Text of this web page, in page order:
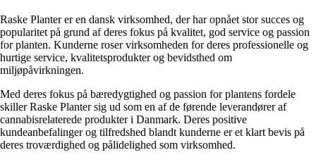
Raske Planter er en dansk virksomhed, der har opnået stor succes og
popularitet på grund af deres fokus på kvalitet, god service og passion
for planten. Kunderne roser virksomheden for deres professionelle og
hurtige service, kvalitetsprodukter og bevidsthed om
miljøpåvirkningen.
Med deres fokus på bæredygtighed og passion for plantens fordele
skiller Raske Planter sig ud som en af de førende leverandører af
cannabisrelaterede produkter i Danmark. Deres positive
kundeanbefalinger og tilfredshed blandt kunderne er et klart bevis på
deres troværdighed og pålidelighed som virksomhed.